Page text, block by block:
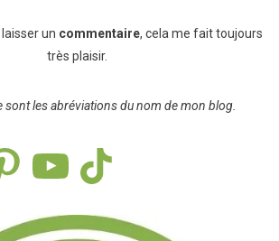
un commentaire, cela me fait toujours
très plaisir.
sont les abréviations du nom de mon blog.
TikTok